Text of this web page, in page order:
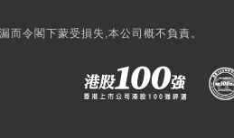
令閣下蒙受損失,本公司概不負責。